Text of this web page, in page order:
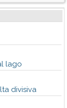
lago
divisiva